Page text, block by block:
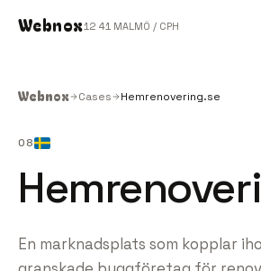
Webnox12 41 MALMÖ / CPH
Webnox Cases Hemrenovering.se
08
En marknadsplats som kopplar